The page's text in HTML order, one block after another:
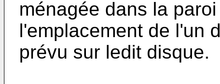
ménagée dans la
l'emplacement de l'un
prévu sur ledit disque.